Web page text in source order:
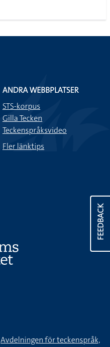
FEEDBACK
ANDRA WEBBPLATSER
STS-korpus
Gilla Tecken
Teckenspråksvideo
Fler länktips
Avdelningen för teckenspråk,